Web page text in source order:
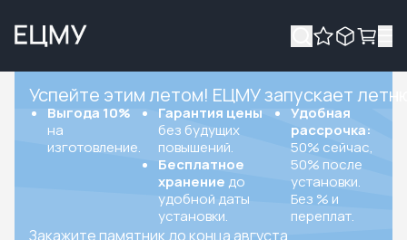
Успейте этим летом! ЕЦМУ запускает
Выгода 10%
на
изготовление.
Гарантия цены
без будущих
повышений.
Бесплатное
хранение до
удобной даты
установки.
Удобная
рассрочка:
50% сейчас,
50% после
установки.
Без % и
переплат.
Закажите памятник до конца августа